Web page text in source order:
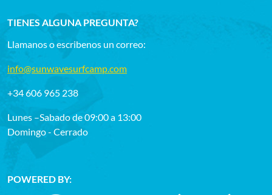
TIENES ALGUNA PREGUNTA?
Llamanos o escribenos un correo:
info@sunwavesurfcamp.com
+34 606 965 238
Lunes –Sabado de 09:00 a 13:00
Domingo - Cerrado
POWERED BY: